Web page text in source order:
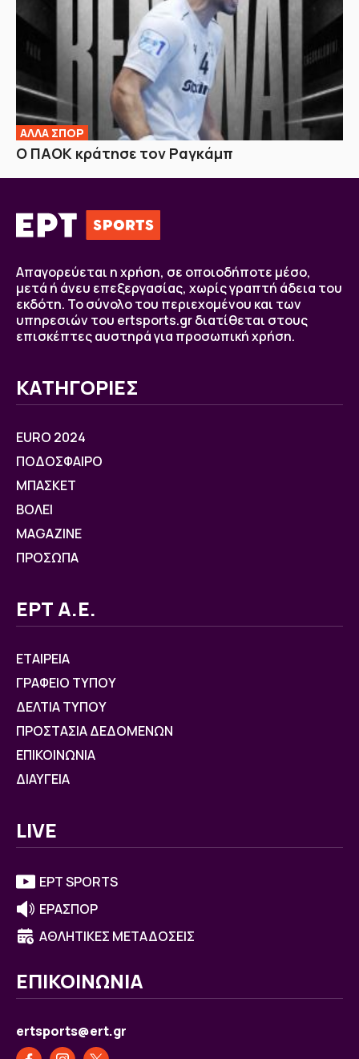
ΑΛΛΑ ΣΠΟΡ
Ο ΠΑΟΚ κράτησε τον Ραγκάμπ
Απαγορεύεται η χρήση, σε οποιοδήποτε μέσο,
μετά ή άνευ επεξεργασίας, χωρίς γραπτή άδεια του
εκδότη. Το σύνολο του περιεχομένου και των
υπηρεσιών του ertsports.gr διατίθεται στους
επισκέπτες αυστηρά για προσωπική χρήση.
ΚΑΤΗΓΟΡΙΕΣ
EURO 2024
ΠΟΔΟΣΦΑΙΡΟ
ΜΠΑΣΚΕΤ
ΒOΛΕΙ
MAGAZINE
ΠΡΟΣΩΠΑ
ΕΡΤ Α.Ε.
ΕΤΑΙΡΕΙΑ
ΓΡΑΦΕΙΟ ΤΥΠΟΥ
ΔΕΛΤΙΑ ΤΥΠΟΥ
ΠΡΟΣΤΑΣΙΑ ΔΕΔΟΜΕΝΩΝ
ΕΠΙΚΟΙΝΩΝΙΑ
ΔΙΑΥΓΕΙΑ
LIVE
ΕΡΤ SPORTS
ΕΡΑΣΠΟΡ
ΑΘΛΗΤΙΚΕΣ ΜΕΤΑΔΟΣΕΙΣ
ΕΠΙΚΟΙΝΩΝΙΑ
ertsports@ert.gr